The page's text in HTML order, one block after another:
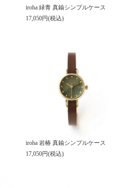
iroha 緑青 真鍮シンプルケース
17,050円(税込)
iroha 岩椿 真鍮シンプルケース
17,050円(税込)